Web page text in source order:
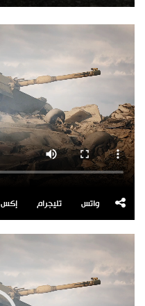
واتس تليجرام إكس
مشغل
الفيديو